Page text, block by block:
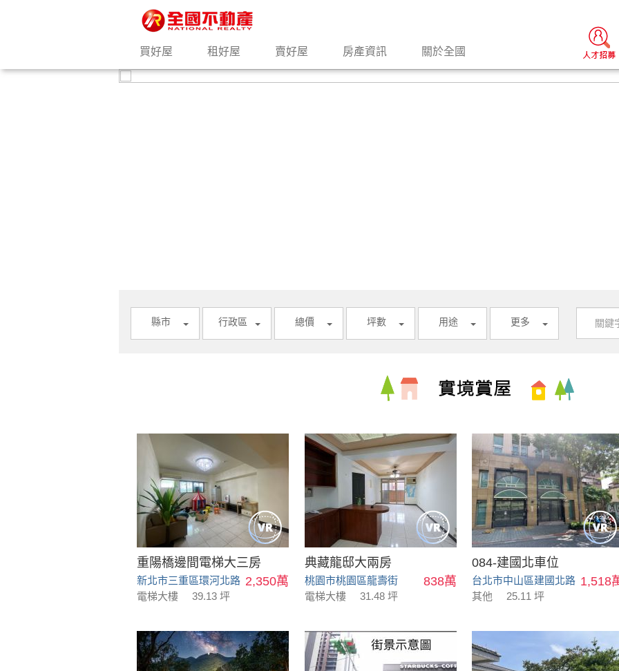
買好屋 租好屋 賣好屋 房產資訊 關於全國
縣市 行政區 總價 坪數 用途 更多
重陽橋邊間電梯大三房
新北市三重區環河北路 2,350萬
電梯大樓 39.13 坪
典藏龍邸大兩房
桃園市桃園區龍壽街 838萬
電梯大樓 31.48 坪
084-建國北車位
台北市中山區建國北路 1,518
其他 25.11 坪